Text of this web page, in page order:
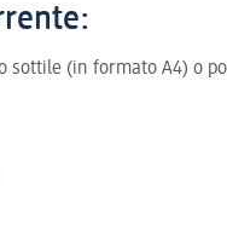
sottile (in formato A4) o